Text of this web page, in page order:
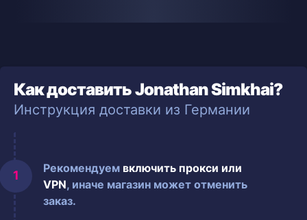
Как доставить Jonathan Simkhai?
Инструкция доставки из Германии
Рекомендуем включить прокси или
VPN, иначе магазин может отменить
заказ.